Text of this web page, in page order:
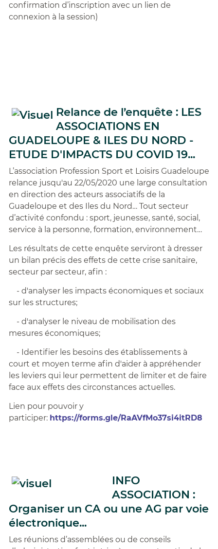
confirmation d’inscription avec un lien de
connexion à la session)
Relance de l’enquête : LES
ASSOCIATIONS EN
GUADELOUPE & ILES DU NORD -
ETUDE D'IMPACTS DU COVID 19...
L’association Profession Sport et Loisirs Guadeloupe
relance jusqu'au 22/05/2020 une large consultation
en direction des acteurs associatifs de la
Guadeloupe et des Iles du Nord… Tout secteur
d’activité confondu : sport, jeunesse, santé, social,
service à la personne, formation, environnement…
Les résultats de cette enquête serviront à dresser
un bilan précis des effets de cette crise sanitaire,
secteur par secteur, afin :
- d'analyser les impacts économiques et sociaux
sur les structures;
- d'analyser le niveau de mobilisation des
mesures économiques;
- Identifier les besoins des établissements à
court et moyen terme afin d'aider à appréhender
les leviers qui leur permettent de limiter et de faire
face aux effets des circonstances actuelles.
Lien pour pouvoir y
participer: https://forms.gle/RaAVfMo37si4itRD8
INFO
ASSOCIATION :
Organiser un CA ou une AG par voie
électronique...
Les réunions d’assemblées ou de conseils